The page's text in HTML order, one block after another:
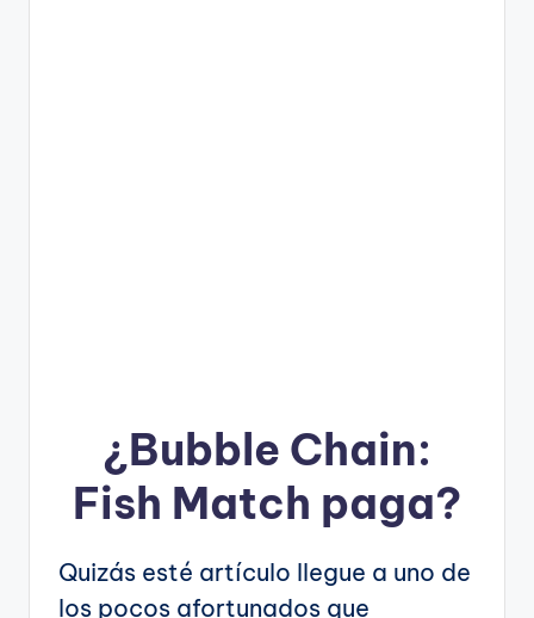
¿Bubble Chain:
Fish Match paga?
Quizás esté artículo llegue a uno de
los pocos afortunados que